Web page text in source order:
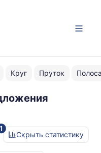
Круг Пруток
1
Скрыть статистику